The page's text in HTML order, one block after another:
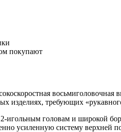
покупают
восьмиголовочная
изделиях, требующих
игольным головам и широкой
усиленную систему верхней